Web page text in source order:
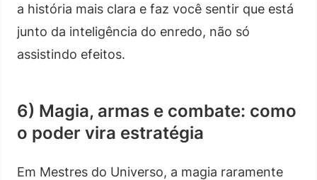
a história mais clara e faz você sentir que está
junto da inteligência do enredo, não só
assistindo efeitos.
6) Magia, armas e combate: como
o poder vira estratégia
Em Mestres do Universo, a magia raramente